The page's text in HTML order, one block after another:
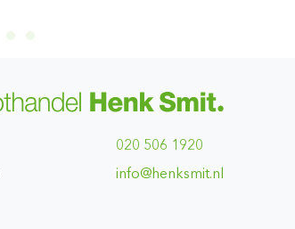
020 506 1920
ln.timskneh@ofni